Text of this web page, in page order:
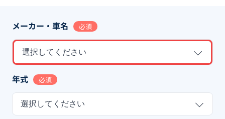
メーカー・車名 必須
選択してください
年式 必須
選択してください